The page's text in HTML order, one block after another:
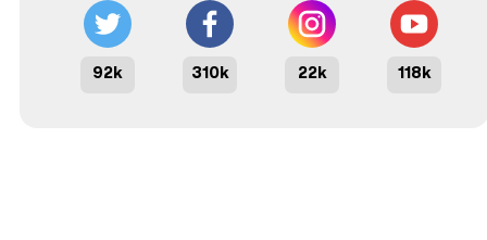
92k 310k 22k 118k